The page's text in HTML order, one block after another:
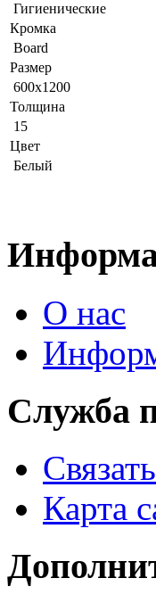
Гигиенические
Кромка
Board
Размер
600x1200
Толщина
15
Цвет
Белый
О нас
Служба
Карта